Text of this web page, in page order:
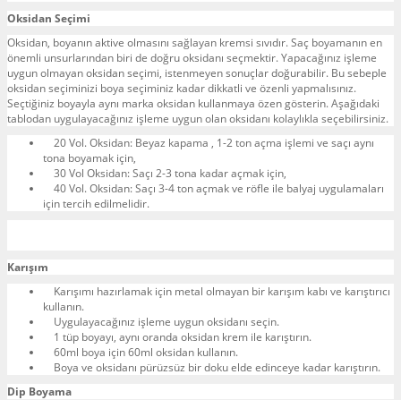
Oksidan Seçimi
Oksidan, boyanın aktive olmasını sağlayan kremsi sıvıdır. Saç boyamanın en
önemli unsurlarından biri de doğru oksidanı seçmektir. Yapacağınız işleme
uygun olmayan oksidan seçimi, istenmeyen sonuçlar doğurabilir. Bu sebeple
oksidan seçiminizi boya seçiminiz kadar dikkatli ve özenli yapmalısınız.
Seçtiğiniz boyayla aynı marka oksidan kullanmaya özen gösterin. Aşağıdaki
tablodan uygulayacağınız işleme uygun olan oksidanı kolaylıkla seçebilirsiniz.
20 Vol. Oksidan: Beyaz kapama , 1-2 ton açma işlemi ve saçı aynı
tona boyamak için,
30 Vol Oksidan: Saçı 2-3 tona kadar açmak için,
40 Vol. Oksidan: Saçı 3-4 ton açmak ve röfle ile balyaj uygulamaları
için tercih edilmelidir.
Karışım
Karışımı hazırlamak için metal olmayan bir karışım kabı ve karıştırıcı
kullanın.
Uygulayacağınız işleme uygun oksidanı seçin.
1 tüp boyayı, aynı oranda oksidan krem ile karıştırın.
60ml boya için 60ml oksidan kullanın.
Boya ve oksidanı pürüzsüz bir doku elde edinceye kadar karıştırın.
Dip Boyama